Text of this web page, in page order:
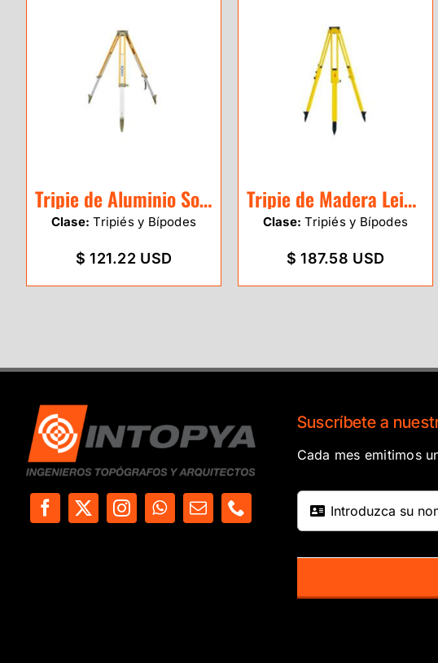
Tripie de Aluminio Sokkia PFA1
Clase: Tripiés y Bípodes
$ 121.22 USD
Tripie de Madera Leica GST101
Clase: Tripiés y Bípodes
$ 187.58 USD
Suscríbete a
Cada mes emitimos